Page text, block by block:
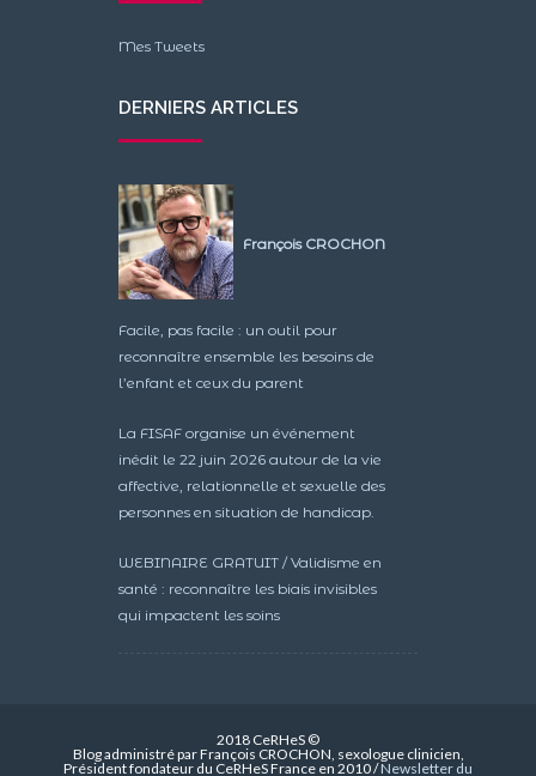
Mes Tweets
DERNIERS ARTICLES
François CROCHON
Facile, pas facile : un outil pour
reconnaître ensemble les besoins de
l’enfant et ceux du parent
La FISAF organise un événement
inédit le 22 juin 2026 autour de la vie
affective, relationnelle et sexuelle des
personnes en situation de handicap.
WEBINAIRE GRATUIT / Validisme en
santé : reconnaître les biais invisibles
qui impactent les soins
2018 CeRHeS ©
Blog administré par François CROCHON, sexologue clinicien,
Président fondateur du CeRHeS France en 2010 /Newsletter du